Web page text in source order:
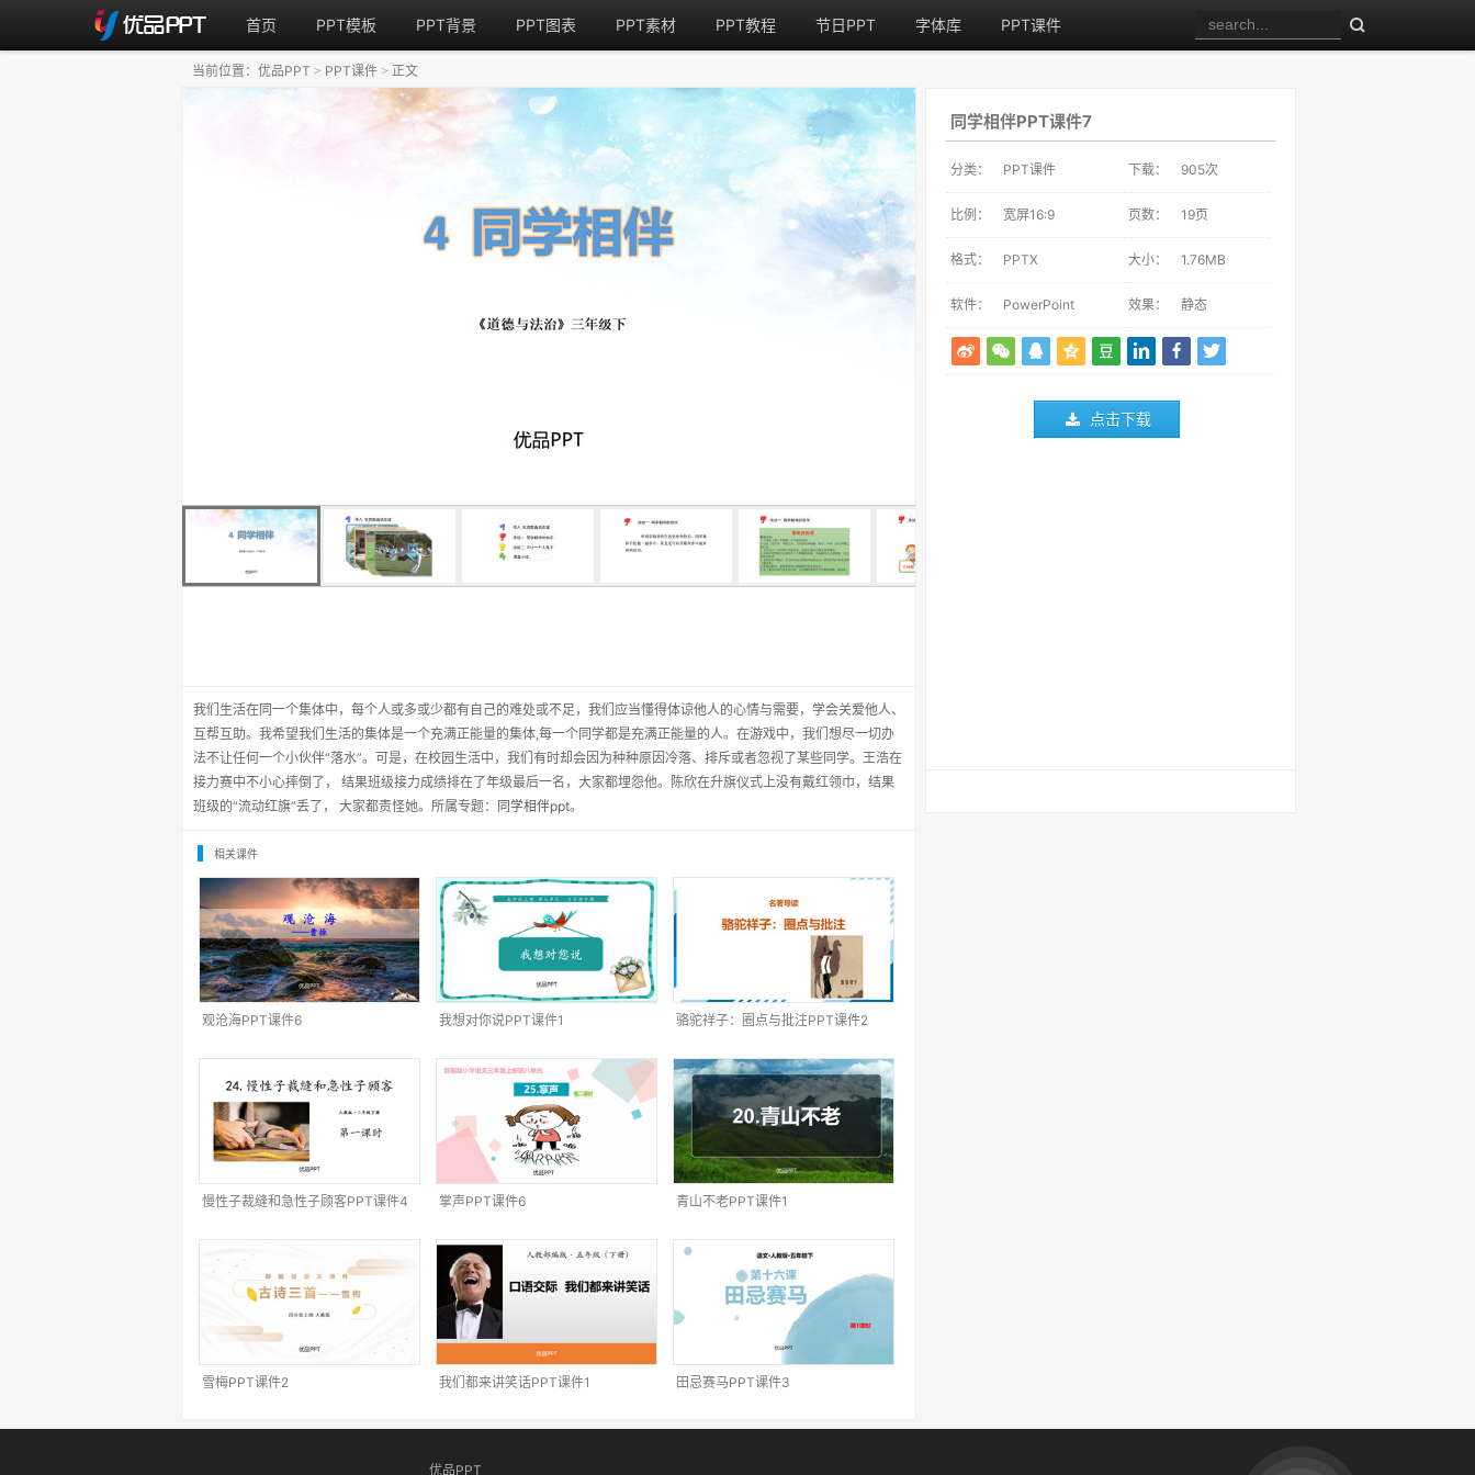
首页 PPT模板 PPT背景 PPT图表 PPT素材 PPT教程 节日PPT 字体库 PPT课件
同学相伴PPT课件7
分类： PPT课件 下载： 905次
比例： 宽屏16:9 页数： 19页
格式： PPTX 大小： 1.76MB
软件： PowerPoint 效果： 静态
点击下载
我们生活在同一个集体中，每个人或多或少都有自己的难处或不足，我们应当懂得体谅他人的心情与需要，学会关爱他人、
互帮互助。我希望我们生活的集体是一个充满正能量的集体,每一个同学都是充满正能量的人。在游戏中，我们想尽一切办
法不让任何一个小伙伴“落水”。可是，在校园生活中，我们有时却会因为种种原因冷落、排斥或者忽视了某些同学。王浩在
接力赛中不小心摔倒了， 结果班级接力成绩排在了年级最后一名，大家都埋怨他。陈欣在升旗仪式上没有戴红领巾，结果
班级的“流动红旗”丢了， 大家都责怪她。所属专题：
同学相伴ppt。
当前位置： 优品PPT > PPT课件 > 正文
相关课件
观沧海PPT课件6 我想对你说PPT课件1 骆驼祥子：圈点与批注PPT课件2
慢性子裁缝和急性子顾客PPT课件4 掌声PPT课件6 青山不老PPT课件1
雪梅PPT课件2 我们都来讲笑话PPT课件1 田忌赛马PPT课件3
优品PPT